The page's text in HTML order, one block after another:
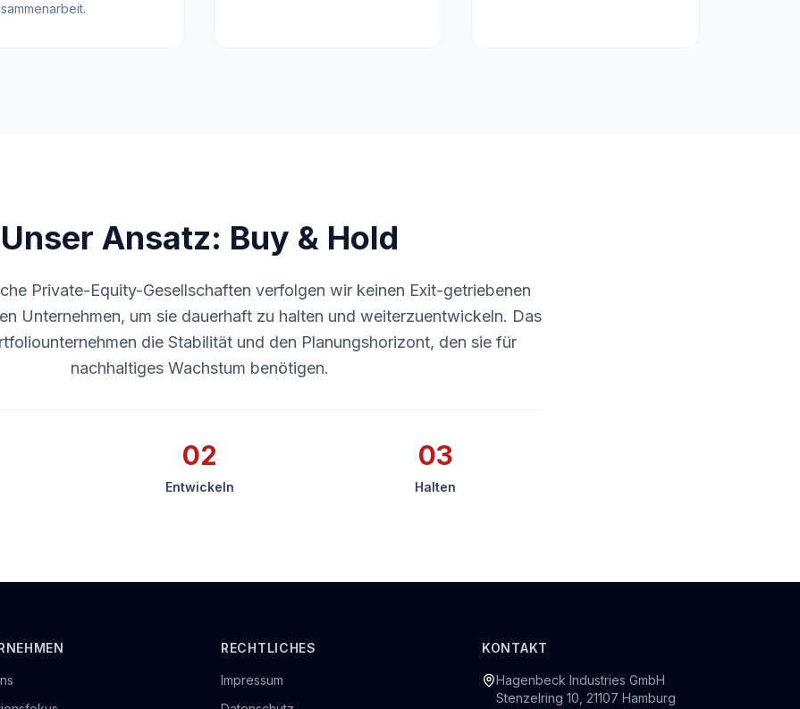
Unser Ansatz: Buy & Hold
Private-Equity-Gesellschaften verfolgen wir keinen Exit-getriebenen
Unternehmen, um sie dauerhaft zu halten und weiterzuentwickeln. Das
die Stabilität und den Planungshorizont, den sie für
nachhaltiges Wachstum benötigen.
02
Entwickeln
03
Halten
RECHTLICHES
Impressum
KONTAKT
Hagenbeck Industries GmbH
Stenzelring 10, 21107 Hamburg